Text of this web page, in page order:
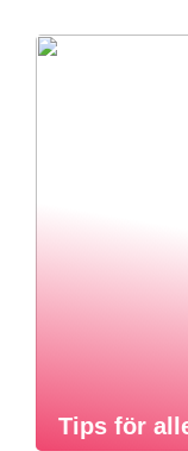
Tips för